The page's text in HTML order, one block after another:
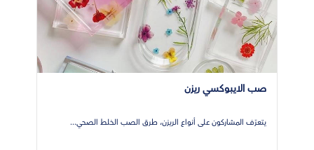
صب الايبوكسي ريزن
يتعرّف المشاركون على أنواع الريزن، طرق الصب الخلط الصحي...